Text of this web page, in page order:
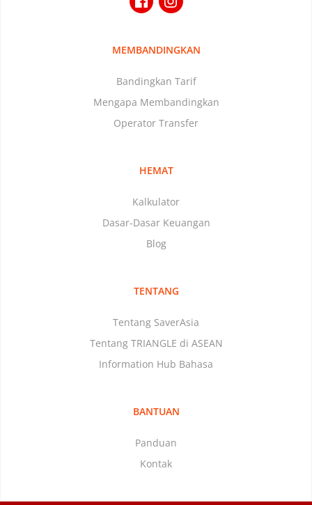
MEMBANDINGKAN
Bandingkan Tarif
Mengapa Membandingkan
Operator Transfer
HEMAT
Kalkulator
Dasar-Dasar Keuangan
Blog
TENTANG
Tentang SaverAsia
Tentang TRIANGLE di ASEAN
Information Hub Bahasa
BANTUAN
Panduan
Kontak